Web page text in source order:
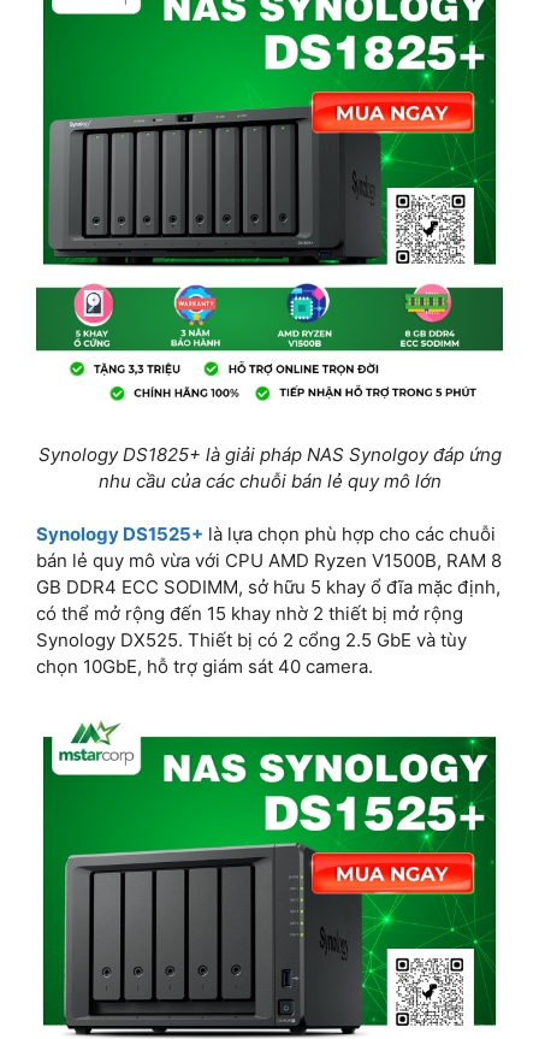
Synology DS1825+ là giải pháp NAS Synolgoy đáp ứng
nhu cầu của các chuỗi bán lẻ quy mô lớn
Synology DS1525+ là lựa chọn phù hợp cho các chuỗi
bán lẻ quy mô vừa với CPU AMD Ryzen V1500B, RAM 8
GB DDR4 ECC SODIMM, sở hữu 5 khay ổ đĩa mặc định,
có thể mở rộng đến 15 khay nhờ 2 thiết bị mở rộng
Synology DX525. Thiết bị có 2 cổng 2.5 GbE và tùy
chọn 10GbE, hỗ trợ giám sát 40 camera.